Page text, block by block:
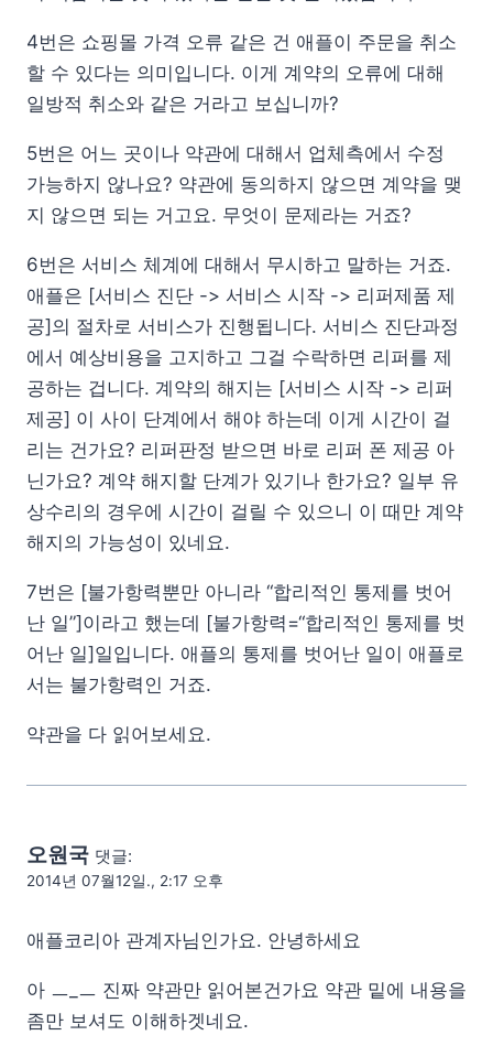
4번은 쇼핑몰 가격 오류 같은 건 애플이 주문을 취소
할 수 있다는 의미입니다. 이게 계약의 오류에 대해
일방적 취소와 같은 거라고 보십니까?
5번은 어느 곳이나 약관에 대해서 업체측에서 수정
가능하지 않나요? 약관에 동의하지 않으면 계약을 맺
지 않으면 되는 거고요. 무엇이 문제라는 거죠?
6번은 서비스 체계에 대해서 무시하고 말하는 거죠.
애플은 [서비스 진단 -> 서비스 시작 -> 리퍼제품 제
공]의 절차로 서비스가 진행됩니다. 서비스 진단과정
에서 예상비용을 고지하고 그걸 수락하면 리퍼를 제
공하는 겁니다. 계약의 해지는 [서비스 시작 -> 리퍼
제공] 이 사이 단계에서 해야 하는데 이게 시간이 걸
리는 건가요? 리퍼판정 받으면 바로 리퍼 폰 제공 아
닌가요? 계약 해지할 단계가 있기나 한가요? 일부 유
상수리의 경우에 시간이 걸릴 수 있으니 이 때만 계약
해지의 가능성이 있네요.
7번은 [불가항력뿐만 아니라 “합리적인 통제를 벗어
난 일”]이라고 했는데 [불가항력=“합리적인 통제를 벗
어난 일]일입니다. 애플의 통제를 벗어난 일이 애플로
서는 불가항력인 거죠.
약관을 다 읽어보세요.
오원국 댓글:
2014년 07월12일., 2:17 오후
애플코리아 관계자님인가요. 안녕하세요
아 ㅡ_ㅡ 진짜 약관만 읽어본건가요 약관 밑에 내용을
좀만 보셔도 이해하겟네요.